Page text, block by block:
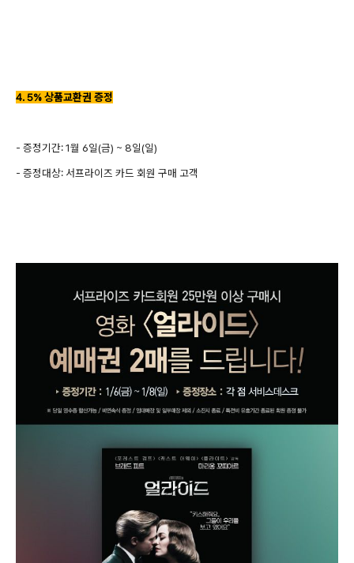
4. 5% 상품교환권 증정
- 증정기간: 1월 6일(금) ~ 8일(일)
- 증정대상: 서프라이즈 카드 회원 구매 고객